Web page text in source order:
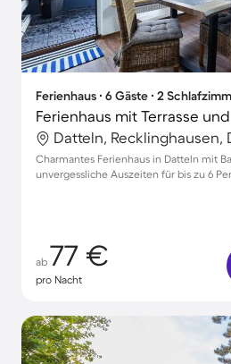
Ferienhaus ∙ 6 Gäste ∙ 2
Datteln, Recklinghausen,
Charmantes Ferienhaus in Datteln mit
unvergessliche Auszeiten für bis zu 6
ab 77 €
pro Nacht